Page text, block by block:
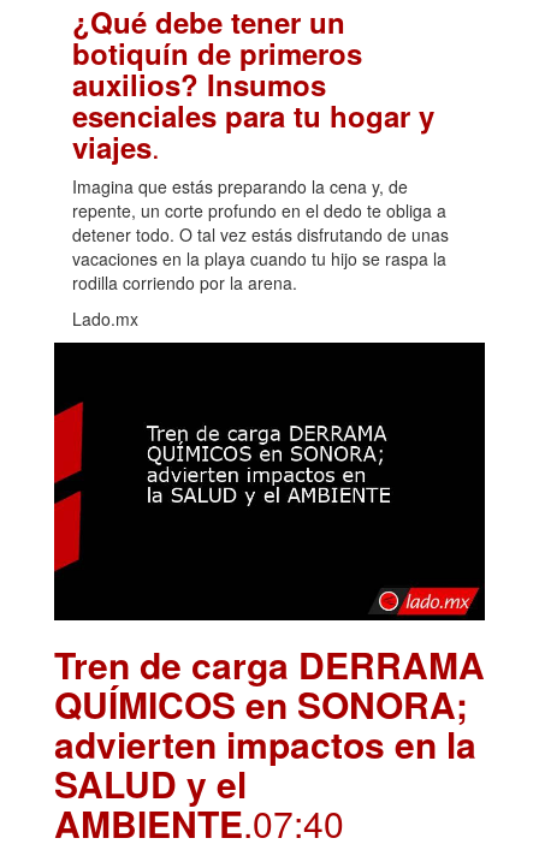
¿Qué debe tener un
botiquín de primeros
auxilios? Insumos
esenciales para tu hogar y
viajes.
Imagina que estás preparando la cena y, de
repente, un corte profundo en el dedo te obliga a
detener todo. O tal vez estás disfrutando de unas
vacaciones en la playa cuando tu hijo se raspa la
rodilla corriendo por la arena.
Lado.mx
Tren de carga DERRAMA
QUÍMICOS en SONORA;
advierten impactos en la
SALUD y el
AMBIENTE.07:40